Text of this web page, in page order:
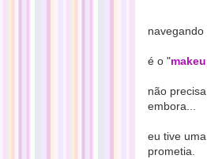
é o "
não
embora...
eu tive
prometia.